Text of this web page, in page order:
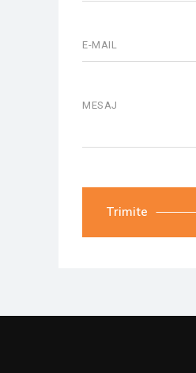
Trimite